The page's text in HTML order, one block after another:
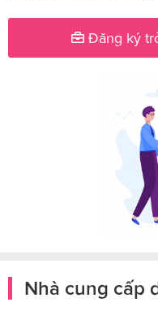
Đăng ký
Nhà cung cấp